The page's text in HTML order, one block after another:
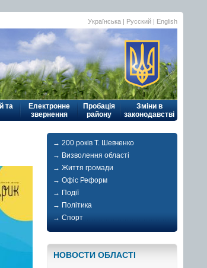
Українська | Русский | English
та
Електронне
звернення
Пробація
району
Зміни в
законодавстві
→ 200 років Т. Шевченко
→ Визволення області
→ Життя громади
→ Офіс Реформ
→ Події
→ Політика
→ Спорт
НОВОСТИ ОБЛАСТI